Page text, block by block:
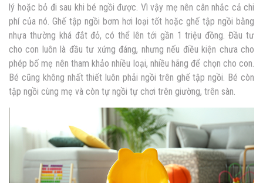
lý hoặc bỏ đi sau khi bé ngồi được. Vì vậy mẹ nên cân nhắc cả chi
phí của nó. Ghế tập ngồi bơm hơi loại tốt hoặc ghế tập ngồi bằng
nhựa thường khá đắt đỏ, có thể lên tới gần 1 triệu đồng. Đầu tư
cho con luôn là đầu tư xứng đáng, nhưng nếu điều kiện chưa cho
phép bố mẹ nên tham khảo nhiều loại, nhiều hãng để chọn cho con.
Bé cũng không nhất thiết luôn phải ngồi trên ghế tập ngồi. Bé còn
tập ngồi cùng mẹ và còn tự ngồi tự chơi trên giường, trên sàn.